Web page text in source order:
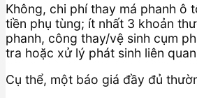
Không, chi phí thay má phanh ô
tiền phụ tùng; ít nhất 3 khoản
phanh, công thay/vệ sinh cụm
tra hoặc xử lý phát sinh liên
Cụ thể, một báo giá đầy đủ